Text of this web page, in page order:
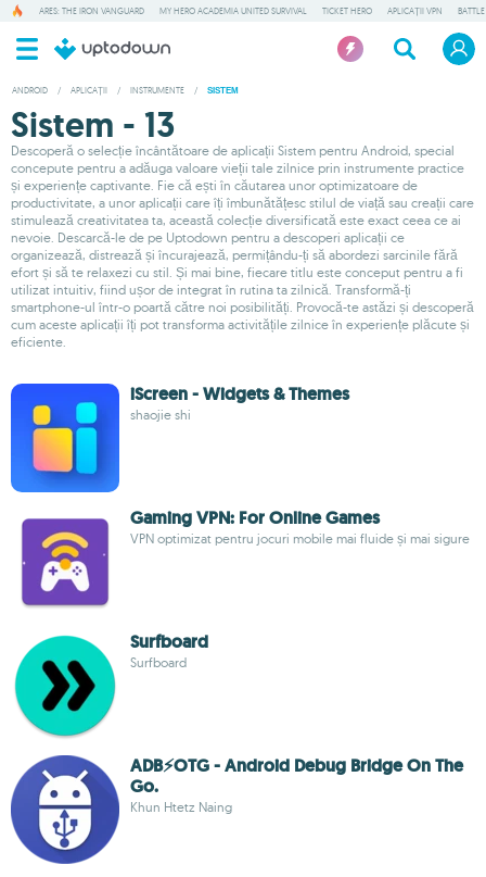
ARES: THE IRON VANGUARD MY HERO ACADEMIA UNITED SURVIVAL TICKET HERO APLICAȚII VPN
ANDROID / APLICAȚII / INSTRUMENTE / SISTEM
Sistem - 13
Descoperă o selecție încântătoare de aplicații Sistem pentru Android, special
concepute pentru a adăuga valoare vieții tale zilnice prin instrumente practice
și experiențe captivante. Fie că ești în căutarea unor optimizatoare de
productivitate, a unor aplicații care îți îmbunătățesc stilul de viață sau creații care
stimulează creativitatea ta, această colecție diversificată este exact ceea ce ai
nevoie. Descarcă-le de pe Uptodown pentru a descoperi aplicații ce
organizează, distrează și încurajează, permițându-ți să abordezi sarcinile fără
efort și să te relaxezi cu stil. Și mai bine, fiecare titlu este conceput pentru a fi
utilizat intuitiv, fiind ușor de integrat în rutina ta zilnică. Transformă-ți
smartphone-ul într-o poartă către noi posibilități. Provocă-te astăzi și descoperă
cum aceste aplicații îți pot transforma activitățile zilnice în experiențe plăcute și
eficiente.
iScreen - Widgets & Themes
shaojie shi
Gaming VPN: For Online Games
VPN optimizat pentru jocuri mobile mai fluide și mai sigure
Surfboard
Surfboard
ADB⚡OTG - Android Debug Bridge On The
Go.
Khun Htetz Naing